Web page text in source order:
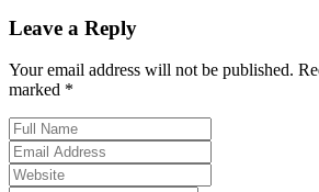
Leave a Reply
Your email address will not be published.
marked *